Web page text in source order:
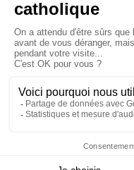
La
XIV
Le